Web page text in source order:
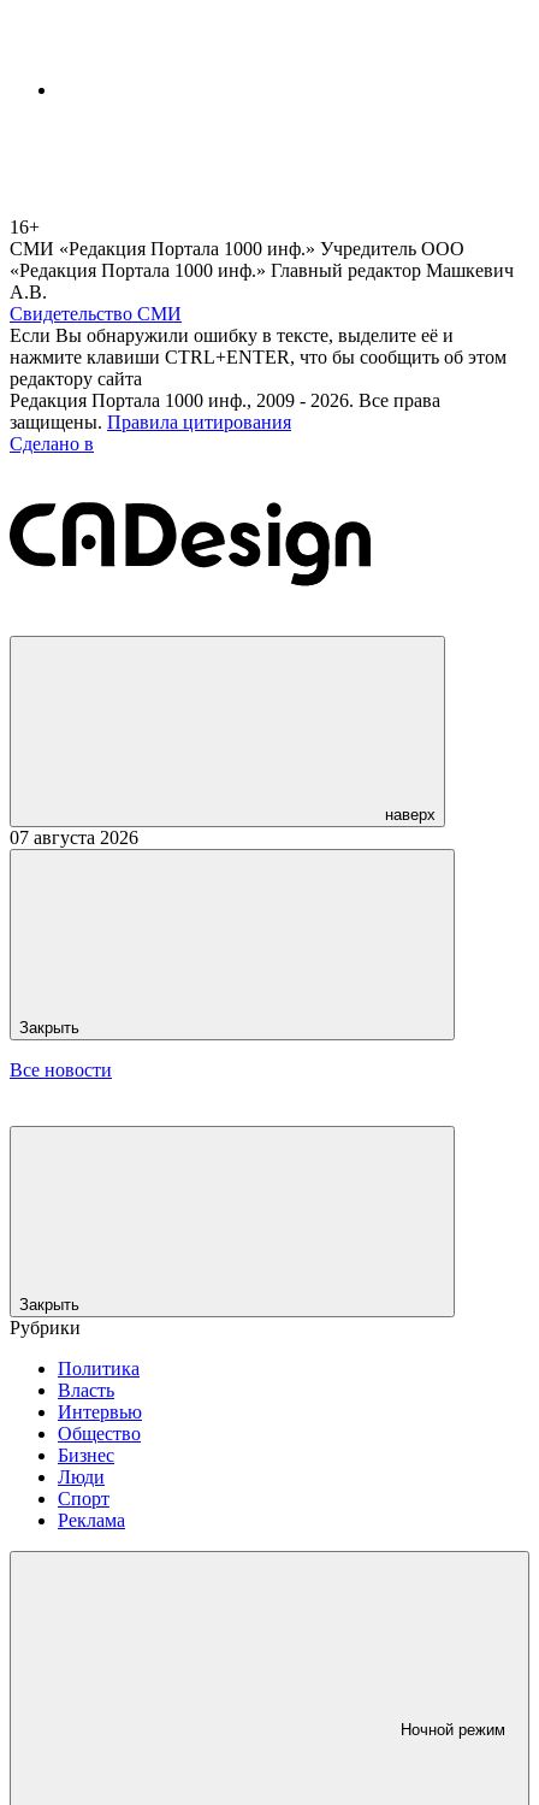
16+
СМИ «Редакция Портала 1000 инф.» Учредитель ООО
«Редакция Портала 1000 инф.» Главный редактор Машкевич
А.В.
Свидетельство СМИ
Если Вы обнаружили ошибку в тексте, выделите её и
нажмите клавиши CTRL+ENTER, что бы сообщить об этом
редактору сайта
Редакция Портала 1000 инф., 2009 - 2026. Все права
защищены. Правила цитирования
Сделано в
наверх
07 августа 2026
Закрыть
Все новости
Закрыть
Рубрики
Политика
Власть
Интервью
Общество
Бизнес
Люди
Спорт
Реклама
Ночной режим